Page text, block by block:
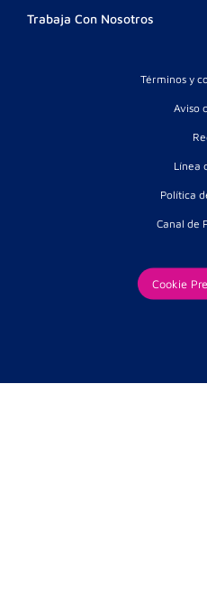
Trabaja Con Nosotros
Términos y
Aviso
Línea
Política
Canal de
Cookie